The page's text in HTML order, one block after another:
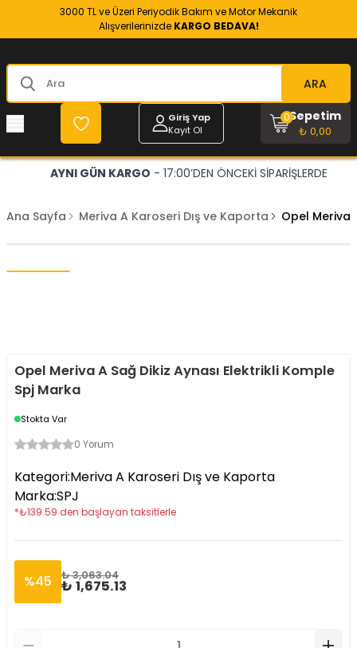
3000 TL ve Üzeri Periyodik Bakım ve Motor Mekanik
Alışverilerinizde KARGO BEDAVA!
ARA
Giriş Yap
Kayıt Ol
Sepetim
₺ 0,00
0
AYNI GÜN KARGO - 17:00’DEN ÖNCEKİ SİPARİŞLERDE
Ana Sayfa Meriva A Karoseri Dış ve Kaporta Opel Meriva
Opel Meriva A Sağ Dikiz Aynası Elektrikli Komple
Spj Marka
Stokta Var
0 Yorum
Kategori:Meriva A Karoseri Dış ve Kaporta
Marka:SPJ
*₺139.59 den başlayan taksitlerle
%45 ₺ 3,063.04
₺ 1,675.13